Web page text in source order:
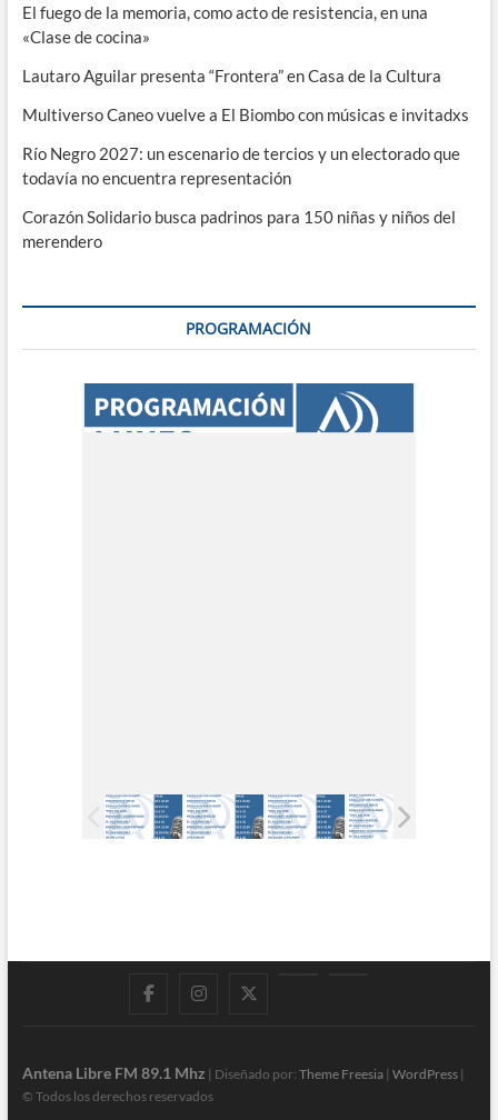
El fuego de la memoria, como acto de resistencia, en una
«Clase de cocina»
Lautaro Aguilar presenta “Frontera” en Casa de la Cultura
Multiverso Caneo vuelve a El Biombo con músicas e invitadxs
Río Negro 2027: un escenario de tercios y un electorado que
todavía no encuentra representación
Corazón Solidario busca padrinos para 150 niñas y niños del
merendero
PROGRAMACIÓN
FacebookInstagram
Antena Libre FM 89.1 Mhz | Diseñado por: Theme Freesia| WordPress|
© Todos los derechos reservados